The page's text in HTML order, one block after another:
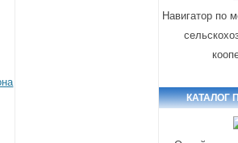
Навигатор по
КАТАЛОГ